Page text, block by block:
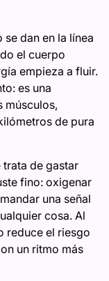
dan en la línea
el cuerpo
empieza a fluir.
es una
músculos,
de pura
trata de gastar
fino: oxigenar
una señal
cosa. Al
reduce el riesgo
un ritmo más